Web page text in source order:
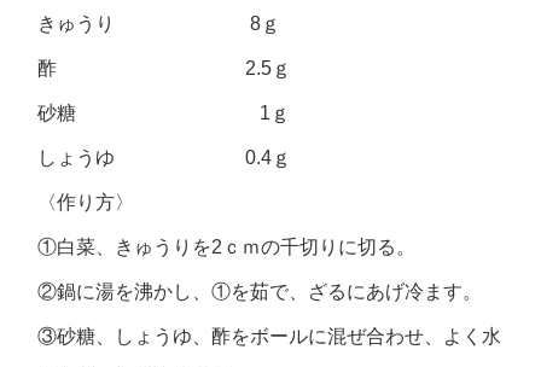
きゅうり 8ｇ
酢 2.5ｇ
砂糖 1ｇ
しょうゆ 0.4ｇ
〈作り方〉
①白菜、きゅうりを2ｃｍの千切りに切る。
②鍋に湯を沸かし、①を茹で、ざるにあげ冷ます。
③砂糖、しょうゆ、酢をボールに混ぜ合わせ、よく水